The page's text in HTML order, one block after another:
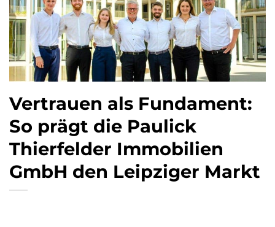
Vertrauen als Fundament:
So prägt die Paulick
Thierfelder Immobilien
GmbH den Leipziger Markt